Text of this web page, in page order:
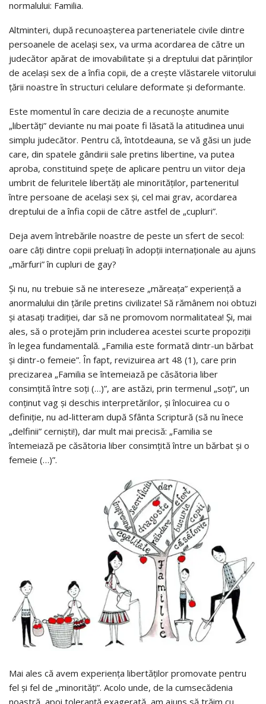
normalului: Familia.
Altminteri, după recunoașterea parteneriatele civile dintre
persoanele de același sex, va urma acordarea de către un
judecător apărat de imovabilitate și a dreptului dat părinților
de același sex de a înfia copii, de a crește vlăstarele viitorului
țării noastre în structuri celulare deformate și deformante.
Este momentul în care decizia de a recunoște anumite
„libertăți” deviante nu mai poate fi lăsată la atitudinea unui
simplu judecător. Pentru că, întotdeauna, se vă găsi un jude
care, din spatele gândirii sale pretins libertine, va putea
aproba, constituind spețe de aplicare pentru un viitor deja
umbrit de feluritele libertăți ale minorităților, parteneritul
între persoane de același sex și, cel mai grav, acordarea
dreptului de a înfia copii de către astfel de „cupluri”.
Deja avem întrebările noastre de peste un sfert de secol:
oare câți dintre copii preluați în adopții internaționale au ajuns
„mărfuri” în cupluri de gay?
Și nu, nu trebuie să ne intereseze „măreața” experiență a
anormalului din țările pretins civilizate! Să rămânem noi obtuzi
și atasați tradiției, dar să ne promovom normalitatea! Și, mai
ales, să o protejăm prin includerea acestei scurte propoziții
în legea fundamentală. „Familia este formată dintr-un bărbat
și dintr-o femeie”. În fapt, revizuirea art 48 (1), care prin
precizarea „Familia se întemeiază pe căsătoria liber
consimțită între soți (…)”, are astăzi, prin termenul „soți”, un
conținut vag și deschis interpretărilor, și înlocuirea cu o
definiție, nu ad-litteram după Sfânta Scriptură (să nu înece
„delfinii” cerniști!), dar mult mai precisă: „Familia se
întemeiază pe căsătoria liber consimțită între un bărbat și o
femeie (…)”.
Mai ales că avem experiența libertăților promovate pentru
fel și fel de „minorități”. Acolo unde, de la cumsecădenia
noastră, apoi toleranță exagerată, am ajuns să trăim cu